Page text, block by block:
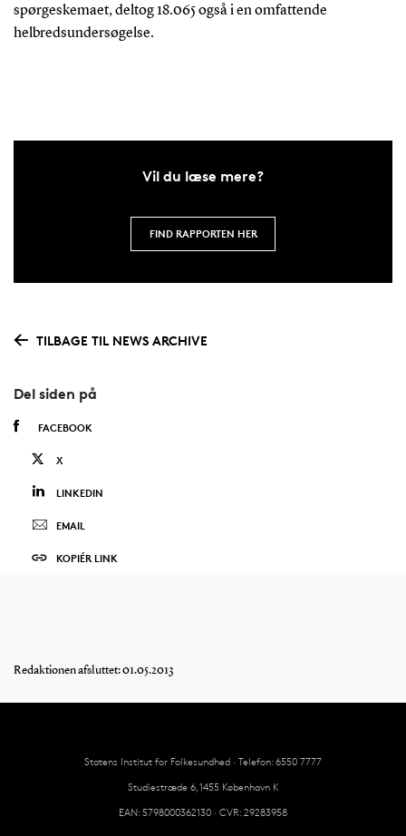
spørgeskemaet, deltog 18.065 også i en omfattende
helbredsundersøgelse.
Vil du læse mere?
FIND RAPPORTEN HER
TILBAGE TIL NEWS ARCHIVE
Del siden på
FACEBOOK
X
LINKEDIN
EMAIL
KOPIÉR LINK
Redaktionen afsluttet: 01.05.2013
Statens Institut for Folkesundhed · Telefon: 6550 7777
Studiestræde 6, 1455 København K
EAN: 5798000362130 · CVR: 29283958